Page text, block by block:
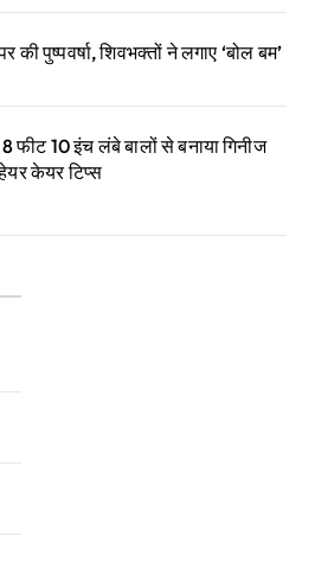
की पुष्पवर्षा, शिवभक्तों ने लगाए ‘बोल बम’
फीट 10 इंच लंबे बालों से बनाया गिनीज
केयर टिप्स